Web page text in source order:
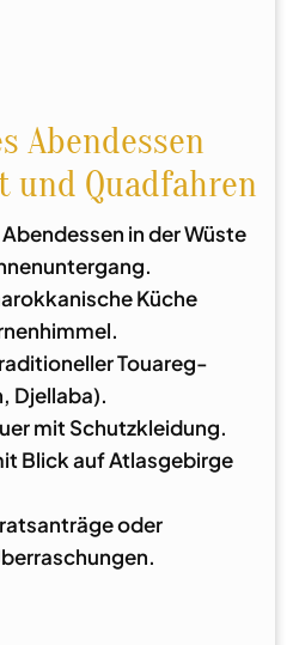
Abendessen
Quadfahren
in der Wüste
Küche
Touareg-
Djellaba).
mit Schutzkleidung.
Blick auf Atlasgebirge
oder